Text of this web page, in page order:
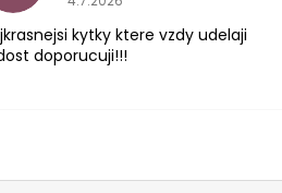
kytky ktere vzdy udelaji
doporucuji!!!